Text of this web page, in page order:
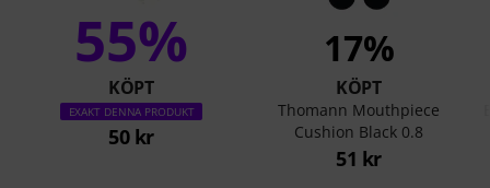
55%
KÖPT
EXAKT DENNA PRODUKT
50 kr
17%
KÖPT
Thomann Mouthpiece
Cushion Black 0.8
51 kr